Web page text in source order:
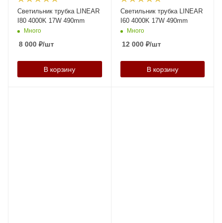
Светильник трубка LINEAR
I80 4000K 17W 490mm
Много
8 000 ₽/шт
В корзину
Светильник трубка LINEAR
I60 4000K 17W 490mm
Много
12 000₽/шт
В корзину